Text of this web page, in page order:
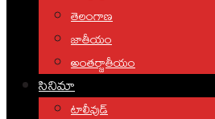
తెలంగాణ
జాతీయం
అంతర్జాతీయం
సినిమా
టాలీవుడ్